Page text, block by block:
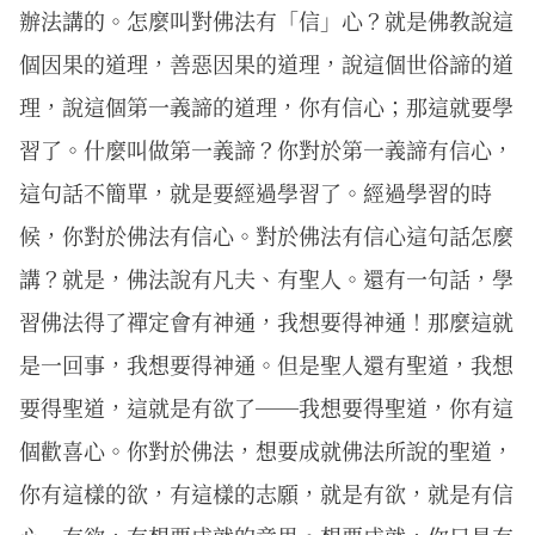
辦法講的。怎麼叫對佛法有「信」心？就是佛教說這
個因果的道理，善惡因果的道理，說這個世俗諦的道
理，說這個第一義諦的道理，你有信心；那這就要學
習了。什麼叫做第一義諦？你對於第一義諦有信心，
這句話不簡單，就是要經過學習了。經過學習的時
候，你對於佛法有信心。對於佛法有信心這句話怎麼
講？就是，佛法說有凡夫、有聖人。還有一句話，學
習佛法得了禪定會有神通，我想要得神通！那麼這就
是一回事，我想要得神通。但是聖人還有聖道，我想
要得聖道，這就是有欲了──我想要得聖道，你有這
個歡喜心。你對於佛法，想要成就佛法所說的聖道，
你有這樣的欲，有這樣的志願，就是有欲，就是有信